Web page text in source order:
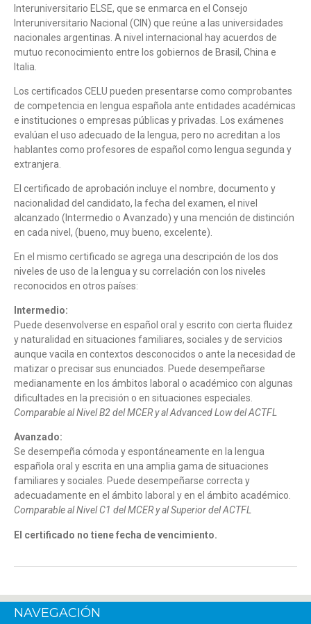
Interuniversitario ELSE, que se enmarca en el Consejo
Interuniversitario Nacional (CIN) que reúne a las universidades
nacionales argentinas. A nivel internacional hay acuerdos de
mutuo reconocimiento entre los gobiernos de Brasil, China e
Italia.
Los certificados CELU pueden presentarse como comprobantes
de competencia en lengua española ante entidades académicas
e instituciones o empresas públicas y privadas. Los exámenes
evalúan el uso adecuado de la lengua, pero no acreditan a los
hablantes como profesores de español como lengua segunda y
extranjera.
El certificado de aprobación incluye el nombre, documento y
nacionalidad del candidato, la fecha del examen, el nivel
alcanzado (Intermedio o Avanzado) y una mención de distinción
en cada nivel, (bueno, muy bueno, excelente).
En el mismo certificado se agrega una descripción de los dos
niveles de uso de la lengua y su correlación con los niveles
reconocidos en otros países:
Intermedio:
Puede desenvolverse en español oral y escrito con cierta fluidez
y naturalidad en situaciones familiares, sociales y de servicios
aunque vacila en contextos desconocidos o ante la necesidad de
matizar o precisar sus enunciados. Puede desempeñarse
medianamente en los ámbitos laboral o académico con algunas
dificultades en la precisión o en situaciones especiales.
Comparable al Nivel B2 del MCER y al Advanced Low del ACTFL
Avanzado:
Se desempeña cómoda y espontáneamente en la lengua
española oral y escrita en una amplia gama de situaciones
familiares y sociales. Puede desempeñarse correcta y
adecuadamente en el ámbito laboral y en el ámbito académico.
Comparable al Nivel C1 del MCER y al Superior del ACTFL
El certificado no tiene fecha de vencimiento.
NAVEGACIÓN